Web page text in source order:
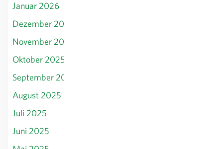
Januar 2026
Dezember 2025
November 2025
Oktober 2025
September 2025
August 2025
Juli 2025
Juni 2025